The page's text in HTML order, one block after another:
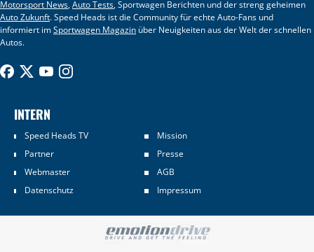
Motorsport News,Auto Tests, Sportwagen Berichten und der streng geheimen
Auto Zukunft. Speed Heads ist die Community für echte Auto-Fans und
informiert imSportwagen Magazin über Neuigkeiten aus der Welt der schnellen
Autos.
INTERN
Speed Heads TV
Mission
Partner
Presse
Webmaster
AGB
Datenschutz
Impressum